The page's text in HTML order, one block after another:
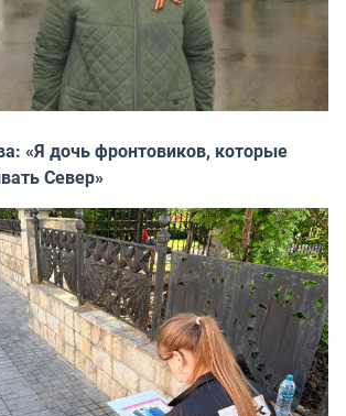
«Я дочь фронтовиков, которые
Север»